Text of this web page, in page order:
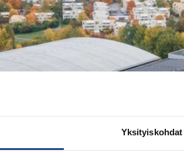
Yksityiskohdat